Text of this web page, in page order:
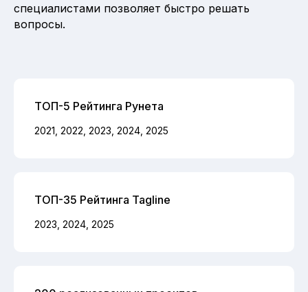
специалистами позволяет быстро решать
вопросы.
ТОП-5 Рейтинга Рунета
2021, 2022, 2023, 2024, 2025
ТОП-35 Рейтинга Tagline
2023, 2024, 2025